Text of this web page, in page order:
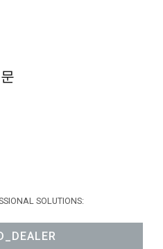
SOLUTIONS: